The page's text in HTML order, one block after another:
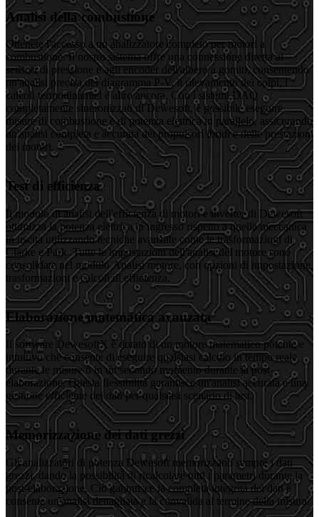
Analisi della combustione
Ottenete l'accesso a un analizzatore completo per motori a
combustione. Il nostro sistema offre una connessione diretta ai
sensori di pressione e agli encoder dell'albero a gomiti, consentendo
un'analisi precisa del diagramma P-V, il rilevamento dei colpi, i
calcoli termodinamici e altro ancora. Con i sistemi DAQ
completamente sincronizzati di Dewesoft, è possibile eseguire
misure di combustione e di potenza elettrica in parallelo, assicurando
un'analisi completa e accurata dei propulsori ibridi e delle prestazioni
dei motori.
Test di efficienza
Il modulo di analisi dell'efficienza di motori e inverter di Dewesoft
ottimizza la potenza elettrica in ingresso rispetto a quella meccanica
in uscita utilizzando tecniche avanzate come le trasformazioni di
Clarke e Park. Tutte le impostazioni dell'analisi del motore sono
consolidate nel modulo Analisi motore, con opzioni di impostazione,
trasformazioni e calcoli di efficienza.
Elaborazione matematica avanzata
Il software DewesoftX è dotato di un motore matematico potente e
intuitivo che consente di eseguire qualsiasi calcolo in tempo reale
durante le misure o in un secondo momento durante la post-
elaborazione. Questa flessibilità garantisce un'analisi accurata e una
gestione efficiente dei dati per qualsiasi scenario di test.
Memorizzazione dei dati grezzi
Gli analizzatori di potenza Dewesoft memorizzano sempre i dati
grezzi, dando la possibilità di ricalcolare tutti i parametri durante la
post-elaborazione. Ciò garantisce la completa integrità dei dati e
consente un'analisi dettagliata e la convalida al termine della misura.